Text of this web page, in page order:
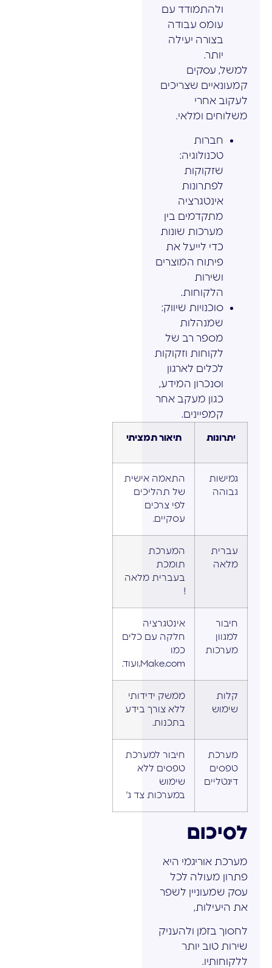
ולהתמודד עם
עומס עבודה
בצורה יעילה
יותר.
למשל, עסקים
קמעונאיים שצריכים
לעקוב אחרי
משלוחים ומלאי.
חברות
טכנולוגיה:
שזקוקות
לפתרונות
אינטגרציה
מתקדמים בין
מערכות שונות
כדי לייעל את
פיתוח המוצרים
ושירות
הלקוחות.
סוכנויות שיווק:
שמנהלות
מספר רב של
לקוחות וזקוקות
לכלים לארגון
וסנכרון המידע,
כגון מעקב אחר
קמפיינים.
יתרונות תיאור תמציתי
גמישות
גבוהה
התאמה אישית
של תהליכים
לפי צרכים
עסקיים.
עברית
מלאה
המערכת
תומכת
בעברית מלאה
!
חיבור
למגוון
מערכות
אינטגרציה
חלקה עם כלים
כמו
Make.com,ועוד.
קלות
שימוש
ממשק ידידותי
ללא צורך בידע
בתכנות.
מערכת
טפסים
דיגטליים
חיבור למערכת
טפסים ללא
שימוש
במערכות צד ג'
לסיכום
מערכת אוריגמי היא
פתרון מעולה לכל
עסק שמעוניין לשפר
את היעילות,
לחסוך בזמן ולהעניק
שירות טוב יותר
ללקוחותיו.